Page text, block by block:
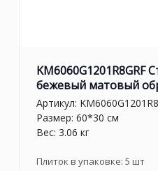
KM6060G1201R8GRF
бежевый матовый
Артикул:
Размер: 60*30 см
Вес: 3.06 кг
Плиток в упаковке: 5 шт